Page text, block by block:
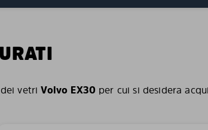
dei vetriVolvo EX30 per cui si desidera